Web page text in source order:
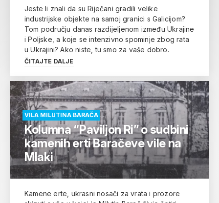
Jeste li znali da su Riječani gradili velike
industrijske objekte na samoj granici s Galicijom?
Tom području danas razdijeljenom između Ukrajine
i Poljske, a koje se intenzivno spominje zbog rata
u Ukrajini? Ako niste, tu smo za vaše dobro.
ČITAJTE DALJE
VILA MILUTINA BARAČA
Kolumna “Paviljon Ri” o sudbini
kamenih erti Baračeve vile na
Mlaki
Kamene erte, ukrasni nosači za vrata i prozore